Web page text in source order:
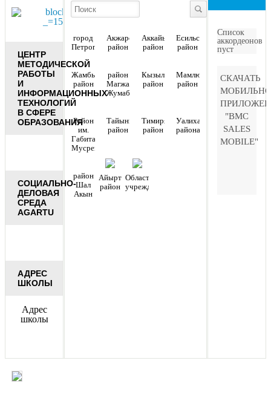
ЦЕНТР
МЕТОДИЧЕСКОЙ
РАБОТЫ
И
ИНФОРМАЦИОННЫХ
ТЕХНОЛОГИЙ
В СФЕРЕ
ОБРАЗОВАНИЯ
СОЦИАЛЬНО-
ДЕЛОВАЯ
СРЕДА
AGARTU
АДРЕС
ШКОЛЫ
Адрес
школы
Список
аккордеонов
пуст
СКАЧАТЬ
"BMC
SALES
MOBILE"
город
Петропавловск
Акжарский
район
Аккайынский
район
Есильский
район
Жамбылский
район
район
Магжана
Жумабаева
Кызылжарский
район
Мамлютский
район
Район
им.
Габита
Мусрепова
Тайыншинский
район
Тимирязевский
район
Уалихановский
района
район
Шал
Акын
Айыртауский
район
Областные
учреждения